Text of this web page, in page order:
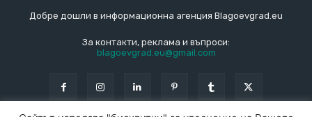
Добре дошли в информационна агенция Blagoevgrad.eu
За контакти, реклама и въпроси:
blagoevgrad.eu@gmail.com